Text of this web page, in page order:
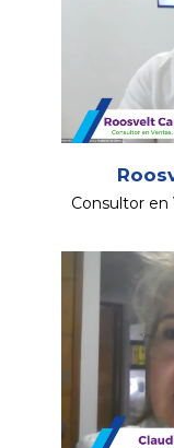
Consultor en